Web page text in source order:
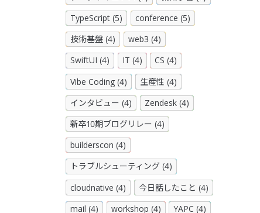
TypeScript (5)
conference (5)
技術基盤 (4)
web3 (4)
SwiftUI (4)
IT (4)
CS (4)
Vibe Coding (4)
生産性 (4)
インタビュー (4)
Zendesk (4)
新卒10期ブログリレー (4)
builderscon (4)
トラブルシューティング (4)
cloudnative (4)
今日話したこと (4)
mail (4)
workshop (4)
YAPC (4)